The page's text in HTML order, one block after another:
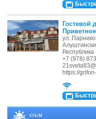
Гостевой
Приветное
ул.
+7 (978)
https://
КРЫМ